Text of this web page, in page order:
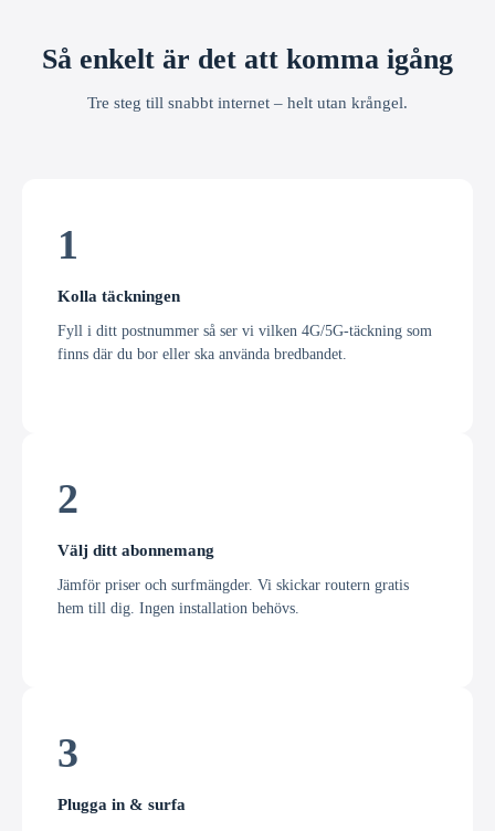
Så enkelt är det att komma igång
Tre steg till snabbt internet – helt utan krångel.
1
Kolla täckningen
Fyll i ditt postnummer så ser vi vilken 4G/5G-täckning som
finns där du bor eller ska använda bredbandet.
2
Välj ditt abonnemang
Jämför priser och surfmängder. Vi skickar routern gratis
hem till dig. Ingen installation behövs.
3
Plugga in & surfa